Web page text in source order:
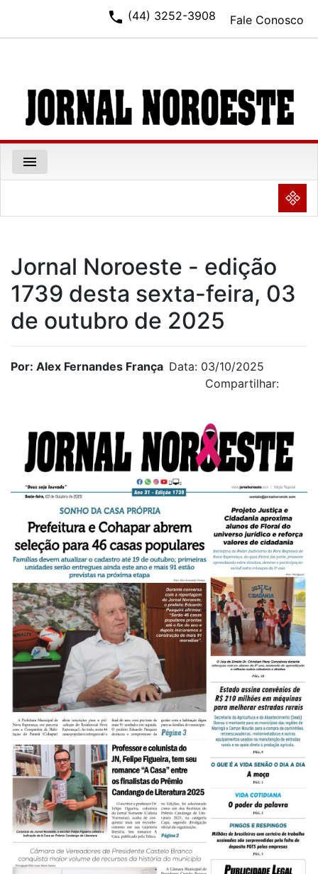
Fale Conosco
phone (44) 3252-3908
menu
NULL
Jornal Noroeste - edição
1739 desta sexta-feira, 03
de outubro de 2025
Por: Alex Fernandes França Data: 03/10/2025
Compartilhar: